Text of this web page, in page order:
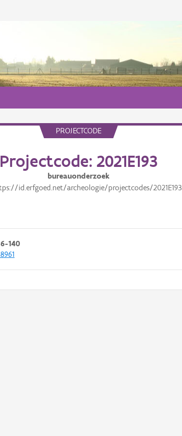
PROJECTCODE
Projectcode: 2021E193
bureauonderzoek
id.erfgoed.net/archeologie/projectcodes/2021E193
140